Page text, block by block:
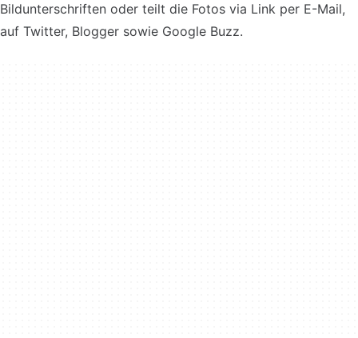
Bildunterschriften oder teilt die Fotos via Link per E-Mail,
auf Twitter, Blogger sowie Google Buzz.